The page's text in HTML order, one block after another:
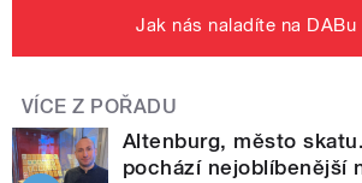
Jak nás naladíte na DABu
VÍCE Z POŘADU
Altenburg, město
pochází nejoblíbenější